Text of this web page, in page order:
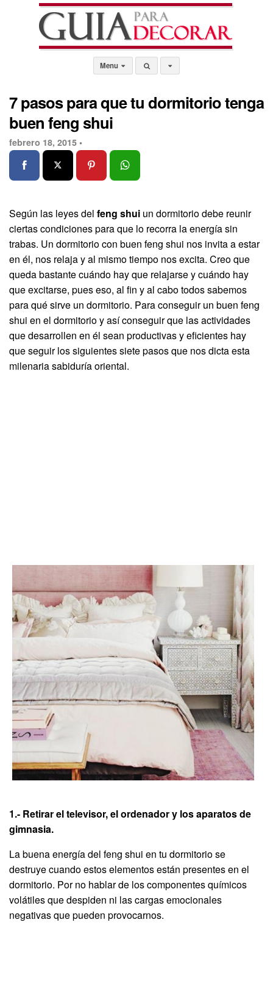
Menu
7 pasos para que tu dormitorio tenga
buen feng shui
febrero 18, 2015 •
Según las leyes del feng shui un dormitorio debe reunir
ciertas condiciones para que lo recorra la energía sin
trabas. Un dormitorio con buen feng shui nos invita a estar
en él, nos relaja y al mismo tiempo nos excita. Creo que
queda bastante cuándo hay que relajarse y cuándo hay
que excitarse, pues eso, al fin y al cabo todos sabemos
para qué sirve un dormitorio. Para conseguir un buen feng
shui en el dormitorio y así conseguir que las actividades
que desarrollen en él sean productivas y eficientes hay
que seguir los siguientes siete pasos que nos dicta esta
milenaria sabiduría oriental.
1.- Retirar el televisor, el ordenador y los aparatos de
gimnasia.
La buena energía del feng shui en tu dormitorio se
destruye cuando estos elementos están presentes en el
dormitorio. Por no hablar de los componentes químicos
volátiles que despiden ni las cargas emocionales
negativas que pueden provocarnos.